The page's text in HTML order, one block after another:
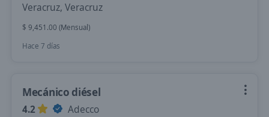
Veracruz, Veracruz
$ 9,451.00 (Mensual)
Hace 7 días
Mecánico diésel
4.2
Adecco